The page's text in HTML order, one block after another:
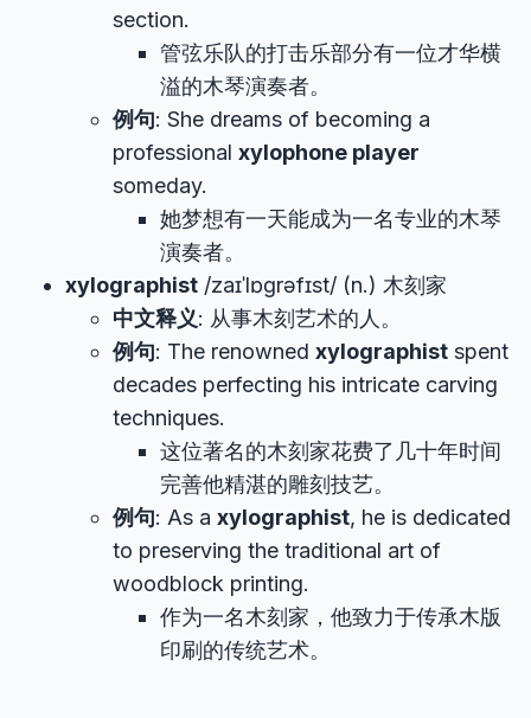
section.
管弦乐队的打击乐部分有一位才华横
溢的木琴演奏者。
例句: She dreams of becoming a
professional xylophone player
someday.
她梦想有一天能成为一名专业的木琴
演奏者。
xylographist /zaɪˈlɒɡrəfɪst/ (n.) 木刻家
中文释义: 从事木刻艺术的人。
例句: The renowned xylographist spent
decades perfecting his intricate carving
techniques.
这位著名的木刻家花费了几十年时间
完善他精湛的雕刻技艺。
例句: As a xylographist, he is dedicated
to preserving the traditional art of
woodblock printing.
作为一名木刻家，他致力于传承木版
印刷的传统艺术。